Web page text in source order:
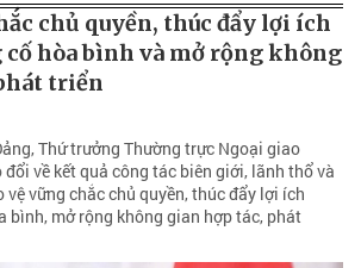
chủ quyền, thúc đẩy lợi ích
cố hòa bình và mở rộng không
triển
Thứ trưởng Thường trực Ngoại giao
về kết quả công tác biên giới, lãnh thổ và
vệ vững chắc chủ quyền, thúc đẩy lợi ích
bình, mở rộng không gian hợp tác, phát